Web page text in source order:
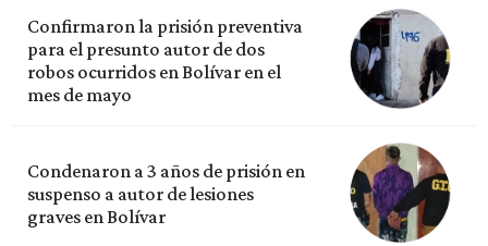
Confirmaron la prisión preventiva
para el presunto autor de dos
robos ocurridos en Bolívar en el
mes de mayo
Condenaron a 3 años de prisión en
suspenso a autor de lesiones
graves en Bolívar